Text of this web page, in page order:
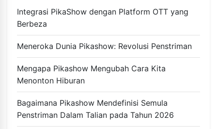
Integrasi PikaShow dengan Platform OTT yang
Berbeza
Meneroka Dunia Pikashow: Revolusi Penstriman
Mengapa Pikashow Mengubah Cara Kita
Menonton Hiburan
Bagaimana Pikashow Mendefinisi Semula
Penstriman Dalam Talian pada Tahun 2026